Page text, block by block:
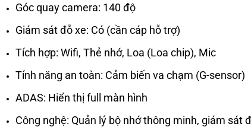
Góc quay camera: 140 độ
Giám sát đỗ xe: Có (cần cáp hỗ trợ)
Tích hợp: Wifi, Thẻ nhớ, Loa (Loa chip), Mic
Tính năng an toàn: Cảm biến va chạm (G-sensor)
ADAS: Hiển thị full màn hình
Công nghệ: Quản lý bộ nhớ thông minh, giám sát